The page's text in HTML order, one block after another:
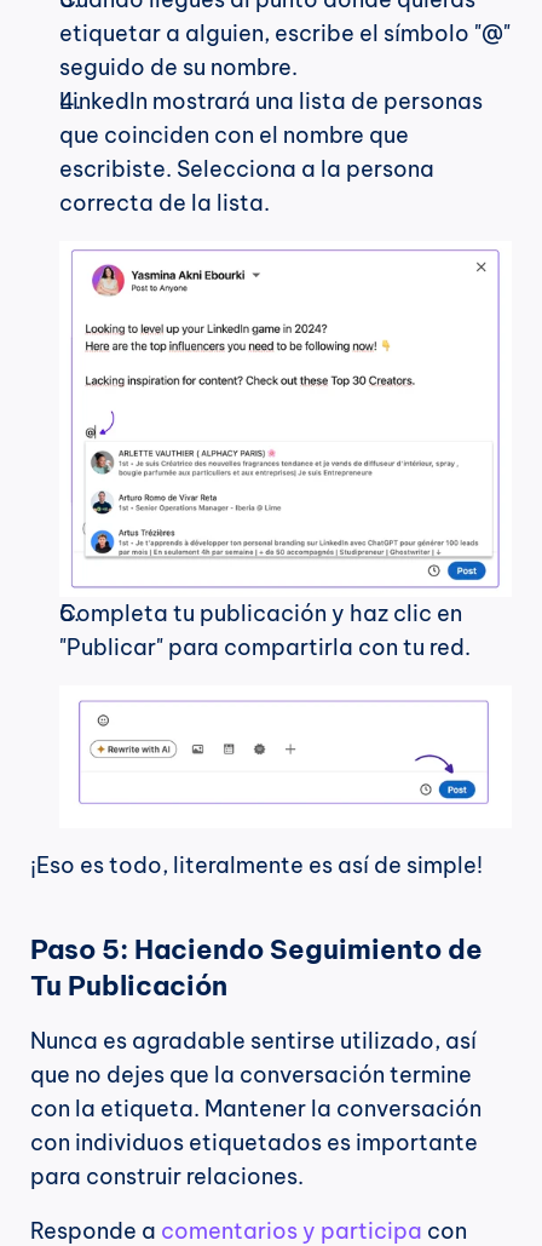
etiquetar a alguien, escribe el símbolo "@"
seguido de su nombre.
LinkedIn mostrará una lista de personas
que coinciden con el nombre que
escribiste. Selecciona a la persona
correcta de la lista.
Completa tu publicación y haz clic en
"Publicar" para compartirla con tu red.
¡Eso es todo, literalmente es así de simple!
Paso 5: Haciendo Seguimiento de
Tu Publicación
Nunca es agradable sentirse utilizado, así
que no dejes que la conversación termine
con la etiqueta. Mantener la conversación
con individuos etiquetados es importante
para construir relaciones.
Responde a comentarios y participa con